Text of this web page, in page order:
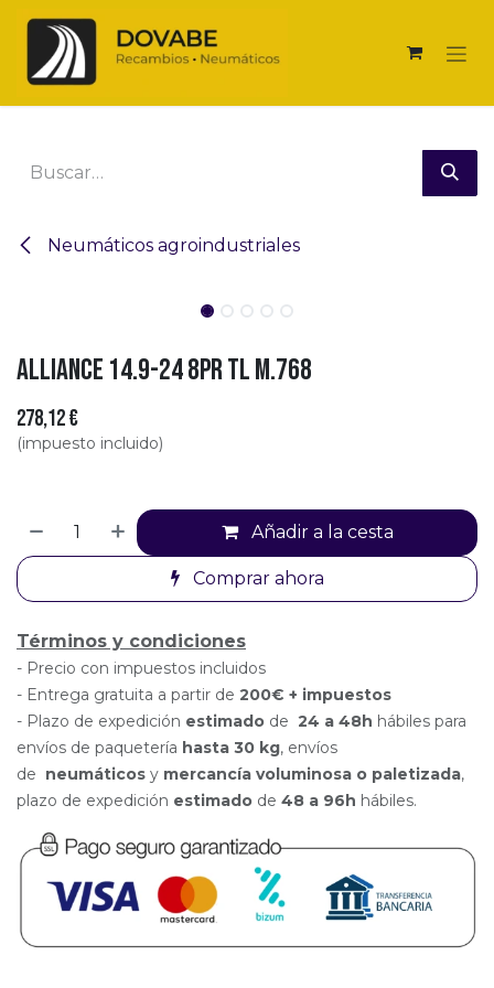
Neumáticos agroindustriales
Alliance 14.9-24 8PR TL M.768
278,12€
(impuesto incluido)
Añadir a la cesta
Comprar ahora
Términos y condiciones
- Precio con impuestos incluidos
- Entrega gratuita a partir de 200€ + impuestos
- Plazo de expedición estimado de 24 a 48h hábiles para
envíos de paquetería hasta 30 kg, envíos
de neumáticos y mercancía voluminosa o paletizada,
plazo de expedición estimado de 48 a 96h hábiles.